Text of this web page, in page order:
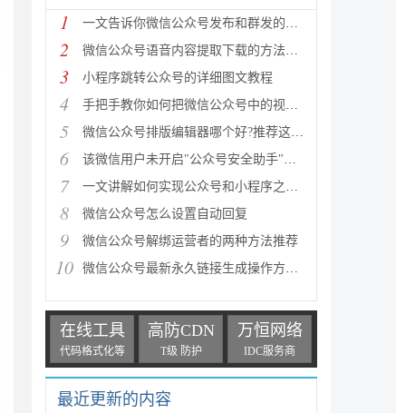
1 一文告诉你微信公众号发布和群发的区别是什么
2 微信公众号语音内容提取下载的方法步骤
3 小程序跳转公众号的详细图文教程
4 手把手教你如何把微信公众号中的视频保存下来
5 微信公众号排版编辑器哪个好?推荐这4款编辑器
6 该微信用户未开启"公众号安全助手"的消息接
7 一文讲解如何实现公众号和小程序之间的跳转
8 微信公众号怎么设置自动回复
9 微信公众号解绑运营者的两种方法推荐
10 微信公众号最新永久链接生成操作方式(亲测可用!)
在线工具
代码格式化等
高防CDN
T级 防护
万恒网络
IDC服务商
最近更新的内容